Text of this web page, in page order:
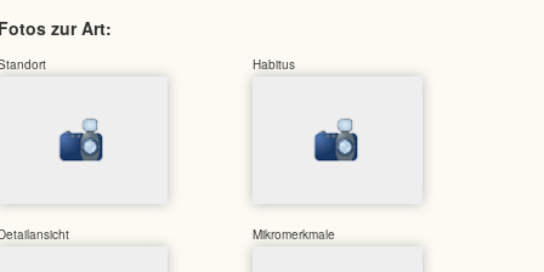
zur Art:
Habitus
Mikromerkmale